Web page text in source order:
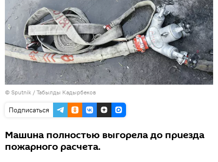
© Sputnik / Табылды Кадырбеков
Подписаться
Машина полностью выгорела до приезда
пожарного расчета.